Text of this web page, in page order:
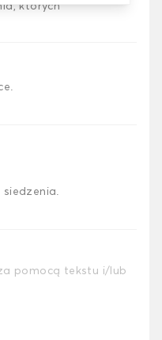
których
pomocą tekstu i/lub